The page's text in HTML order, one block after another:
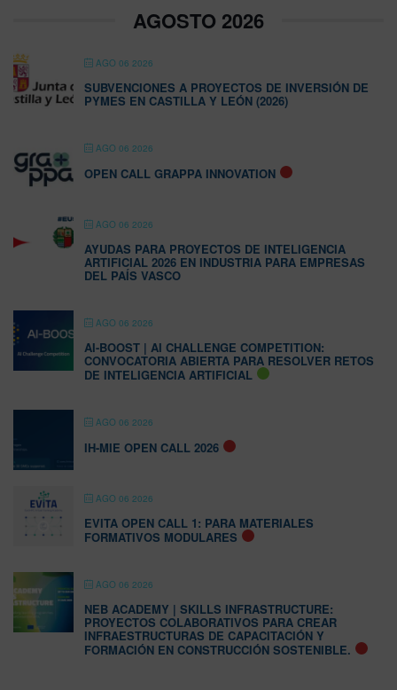
AGOSTO 2026
AGO 06 2026
SUBVENCIONES A PROYECTOS DE INVERSIÓN DE
PYMES EN CASTILLA Y LEÓN (2026)
AGO 06 2026
OPEN CALL GRAPPA INNOVATION
AGO 06 2026
AYUDAS PARA PROYECTOS DE INTELIGENCIA
ARTIFICIAL 2026 EN INDUSTRIA PARA EMPRESAS
DEL PAÍS VASCO
AGO 06 2026
AI-BOOST | AI CHALLENGE COMPETITION:
CONVOCATORIA ABIERTA PARA RESOLVER RETOS
DE INTELIGENCIA ARTIFICIAL
AGO 06 2026
IH-MIE OPEN CALL 2026
AGO 06 2026
EVITA OPEN CALL 1: PARA MATERIALES
FORMATIVOS MODULARES
AGO 06 2026
NEB ACADEMY | SKILLS INFRASTRUCTURE:
PROYECTOS COLABORATIVOS PARA CREAR
INFRAESTRUCTURAS DE CAPACITACIÓN Y
FORMACIÓN EN CONSTRUCCIÓN SOSTENIBLE.